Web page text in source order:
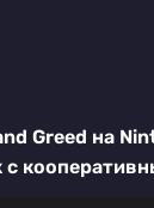
Greed на
с